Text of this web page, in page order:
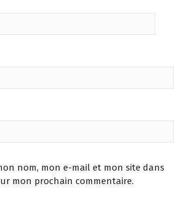
nom, mon e-mail et mon site dans
mon prochain commentaire.